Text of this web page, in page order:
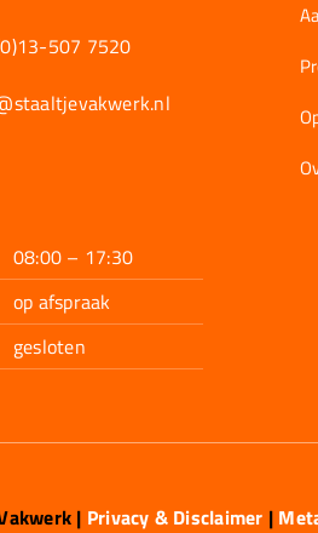
507 7520
08:00 – 17:30
op afspraak
gesloten
| Privacy & Disclaimer |